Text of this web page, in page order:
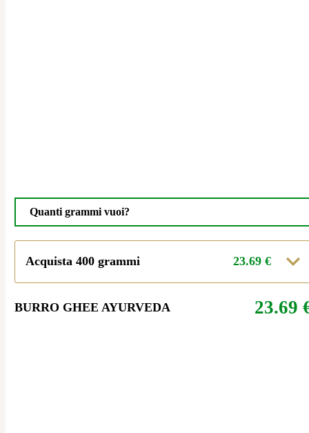
Quanti grammi vuoi?
Acquista 400 grammi 23.69 €
BURRO GHEE AYURVEDA 23.69